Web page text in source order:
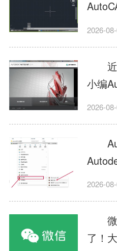
填充
用图
清楚
习一
入
面，
找到
点击
2026-
近
小编
怎么
办的
伙伴
开控
等
安装
加/...
2026-
算机
子、
与设
工具
2026-
微
了！